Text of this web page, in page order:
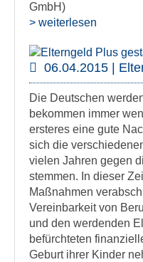
GmbH)
> weiterlesen
06.04.2015 |
Die Deutschen
bekommen immer
ersteres eine gute
sich die
vielen Jahren gegen
stemmen. In dieser
Maßnahmen
Vereinbarkeit von
und den werdenden
befürchteten
Geburt ihrer Kinder